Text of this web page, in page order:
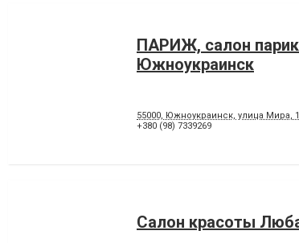
ПАРИЖ, салон
Южноукраинск
55000, Южноукраинск, улица Мира,
+380 (98) 7339269
Салон красоты